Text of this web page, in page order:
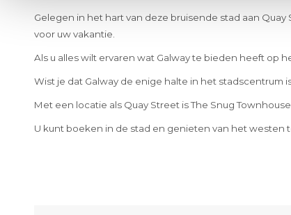
THUIS KAMERS
Gelegen in het hart van deze bruisende stad aan
voor uw vakantie.
Als u alles wilt ervaren wat Galway te bieden heeft op
Wist je dat Galway de enige halte in het stadscentrum
Met een locatie als Quay Street is The Snug
U kunt boeken in de stad en genieten van het westen